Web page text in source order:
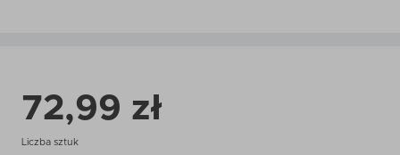
72,99 zł
Liczba sztuk